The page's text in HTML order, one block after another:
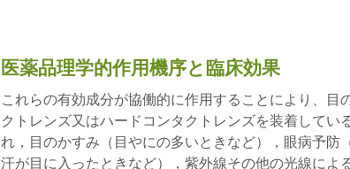
医薬品理学的作用機序と臨床効果
これらの有効成分が協働的に作用することにより、目
クトレンズ又はハードコンタクトレンズを装着してい
れ，目のかすみ（目やにの多いときなど），眼病予防
汗が目に入ったときなど），紫外線その他の光線によ